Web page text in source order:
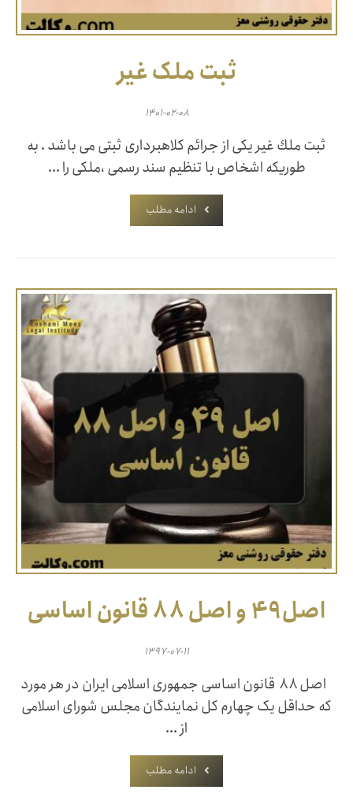
ثبت ملک غیر
۱۴۰۱-۰۲-۰۸
ثبت ملك غیر یکی از جرائم کلاهبرداری ثبتی می باشد . به
طوریکه اشخاص با تنظیم سند رسمی ،ملکی را ...
ادامه مطلب
اصل۴۹ و اصل ۸۸ قانون اساسی
۱۳۹۷-۰۷-۱۱
اصل ۸۸ قانون اساسی جمهوری اسلامی ایران در هر مورد
که حداقل یک چهارم کل نمایندگان مجلس شورای اسلامی
از ...
ادامه مطلب